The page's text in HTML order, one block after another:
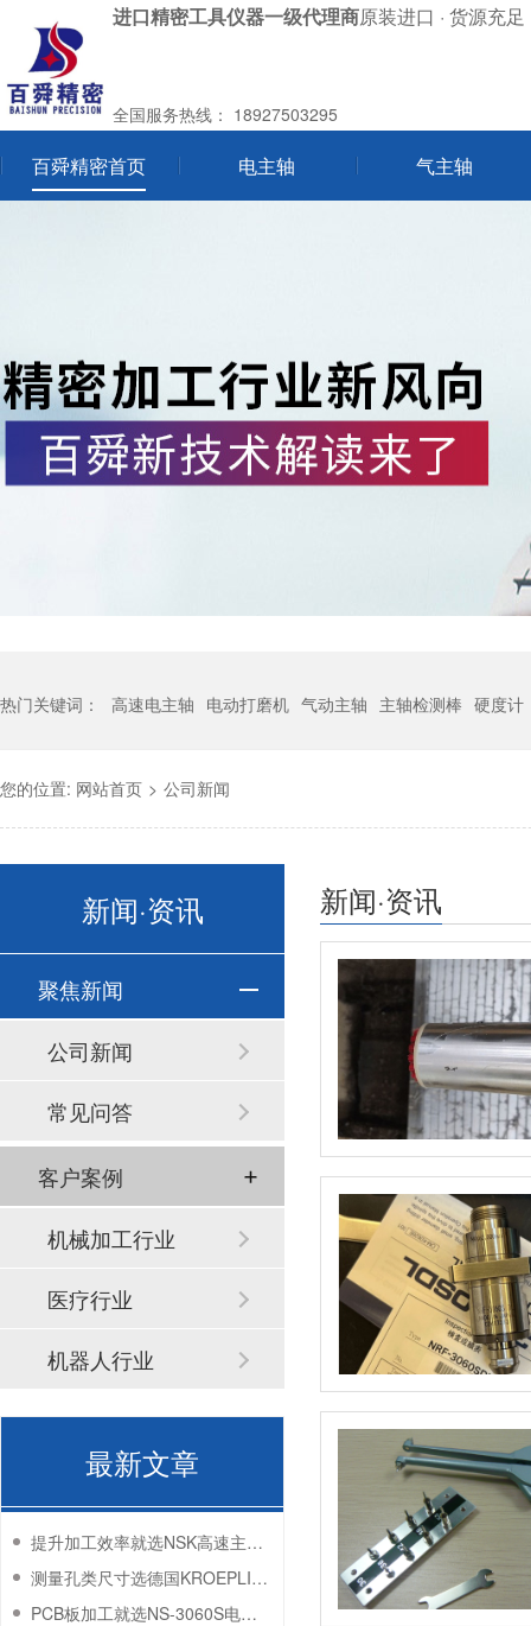
进口精密工具仪器一级代理商原装进口 · 货源充
全国服务热线： 18927503295
百舜精密首页 电主轴 气主轴
热门关键词： 高速电主轴 电动打磨机 气动主轴 主轴检测棒 硬度计
您的位置: 网站首页 > 公司新闻
新闻·资讯
新闻·资讯
聚焦新闻
公司新闻
常见问答
客户案例
机械加工行业
医疗行业
机器人行业
最新文章
提升加工效率就选NSK高速主轴-百舜精密
测量孔类尺寸选德国KROEPLIN卡规-百舜精密
PCB板加工就选NS-3060S电主轴-百舜精密